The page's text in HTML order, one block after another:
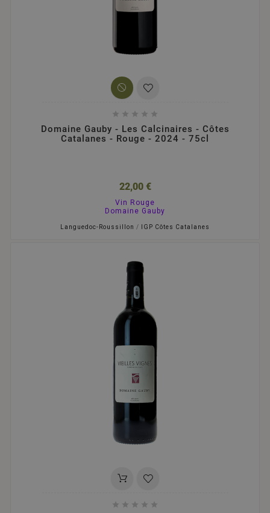
    
Domaine Gauby - Les Calcinaires - Côtes
Catalanes - Rouge - 2024 - 75cl
22,00 €
Vin Rouge
Domaine Gauby
Languedoc-Roussillon / IGP Côtes Catalanes
    